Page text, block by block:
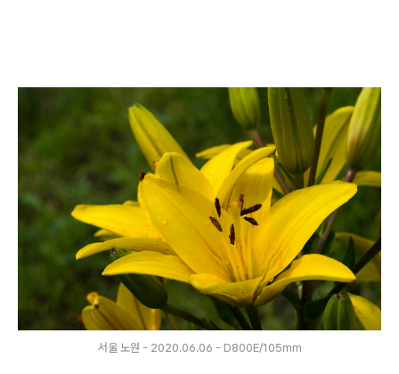
서울 노원 - 2020.06.06 - D800E/105mm